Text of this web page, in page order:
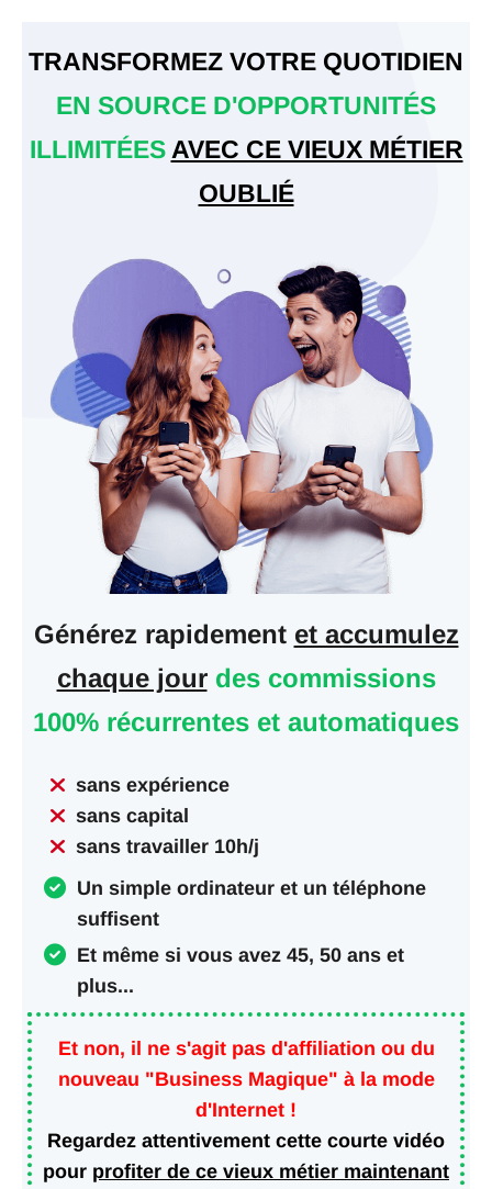
TRANSFORMEZ VOTRE QUOTIDIEN
EN SOURCE D'OPPORTUNITÉS
ILLIMITÉES AVEC CE VIEUX MÉTIER
OUBLIÉ
Générez rapidement et accumulez
chaque jour des commissions
100% récurrentes et automatiques
sans expérience
sans capital
sans travailler 10h/j
Un simple ordinateur et un téléphone
suffisent
Et même si vous avez 45, 50 ans et
plus...
Et non, il ne s'agit pas d'affiliation ou du
nouveau "Business Magique" à la mode
d'Internet !
Regardez attentivement cette courte vidéo
pour profiter de ce vieux métier maintenant